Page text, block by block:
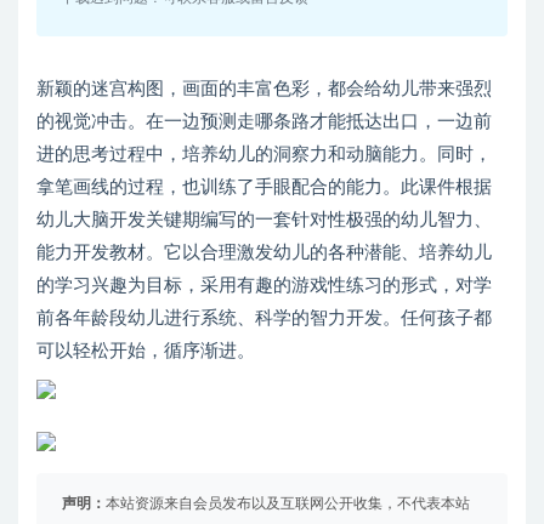
新颖的迷宫构图，画面的丰富色彩，都会给幼儿带来强烈
的视觉冲击。在一边预测走哪条路才能抵达出口，一边前
进的思考过程中，培养幼儿的洞察力和动脑能力。同时，
拿笔画线的过程，也训练了手眼配合的能力。此课件根据
幼儿大脑开发关键期编写的一套针对性极强的幼儿智力、
能力开发教材。它以合理激发幼儿的各种潜能、培养幼儿
的学习兴趣为目标，采用有趣的游戏性练习的形式，对学
前各年龄段幼儿进行系统、科学的智力开发。任何孩子都
可以轻松开始，循序渐进。
声明： 本站资源来自会员发布以及互联网公开收集，不代表本站